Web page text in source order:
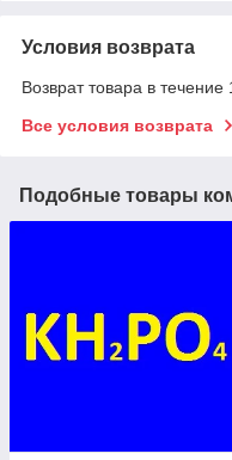
Условия возврата
Возврат товара в
Все условия возврата
Подобные товары